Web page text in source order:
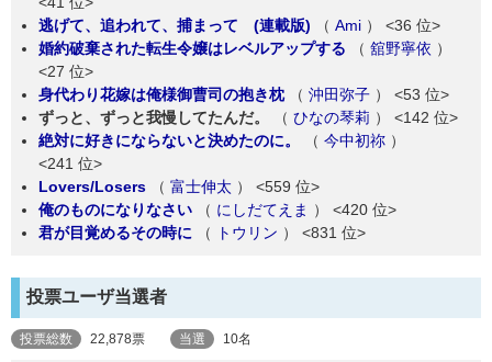
逃げて、追われて、捕まって (連載版)
（ Ami ） <36 位>
婚約破棄された転生令嬢はレベルアップする
（ 舘野寧依 ）
<27 位>
身代わり花嫁は俺様御曹司の抱き枕
（ 沖田弥子 ） <53 位>
ずっと、ずっと我慢してたんだ。
（ ひなの琴莉 ） <142 位>
絶対に好きにならないと決めたのに。
（ 今中初祢 ）
<241 位>
Lovers/Losers
（ 富士伸太 ） <559 位>
俺のものになりなさい
（ にしだてえま ） <420 位>
君が目覚めるその時に
（ トウリン ） <831 位>
投票ユーザ当選者
投票総数 22,878票 当選 10名